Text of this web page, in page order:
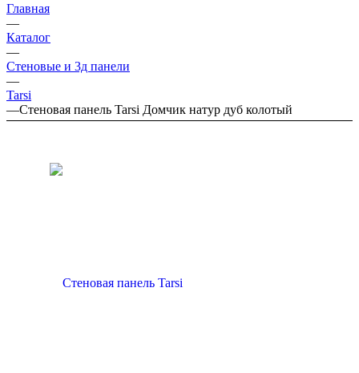
Главная
—
Каталог
—
Стеновые и 3д панели
—
Tarsi
—Стеновая панель Tarsi Домчик натур дуб колотый